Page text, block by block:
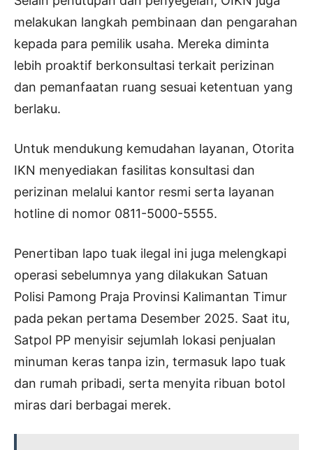
melakukan langkah pembinaan dan pengarahan
kepada para pemilik usaha. Mereka diminta
lebih proaktif berkonsultasi terkait perizinan
dan pemanfaatan ruang sesuai ketentuan yang
berlaku.
Untuk mendukung kemudahan layanan, Otorita
IKN menyediakan fasilitas konsultasi dan
perizinan melalui kantor resmi serta layanan
hotline di nomor 0811-5000-5555.
Penertiban lapo tuak ilegal ini juga melengkapi
operasi sebelumnya yang dilakukan Satuan
Polisi Pamong Praja Provinsi Kalimantan Timur
pada pekan pertama Desember 2025. Saat itu,
Satpol PP menyisir sejumlah lokasi penjualan
minuman keras tanpa izin, termasuk lapo tuak
dan rumah pribadi, serta menyita ribuan botol
miras dari berbagai merek.